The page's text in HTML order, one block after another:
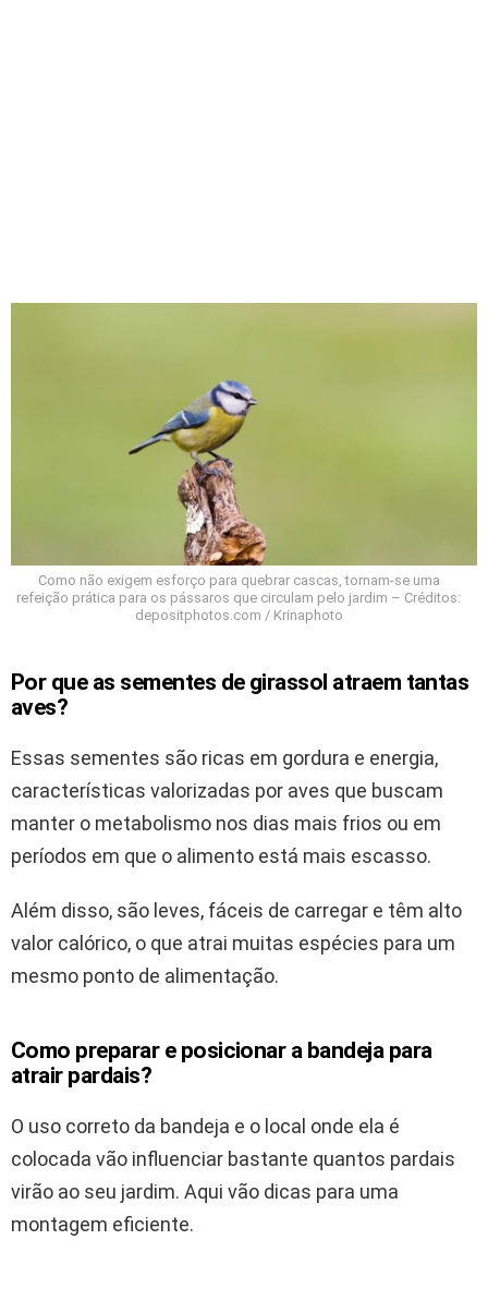
Como não exigem esforço para quebrar cascas, tornam-se uma
refeição prática para os pássaros que circulam pelo jardim – Créditos:
depositphotos.com / Krinaphoto
Por que as sementes de girassol atraem tantas
aves?
Essas sementes são ricas em gordura e energia,
características valorizadas por aves que buscam
manter o metabolismo nos dias mais frios ou em
períodos em que o alimento está mais escasso.
Além disso, são leves, fáceis de carregar e têm alto
valor calórico, o que atrai muitas espécies para um
mesmo ponto de alimentação.
Como preparar e posicionar a bandeja para
atrair pardais?
O uso correto da bandeja e o local onde ela é
colocada vão influenciar bastante quantos pardais
virão ao seu jardim. Aqui vão dicas para uma
montagem eficiente.